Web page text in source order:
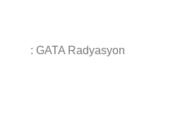
Radyasyon